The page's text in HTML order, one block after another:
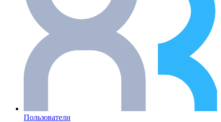
Пользователи